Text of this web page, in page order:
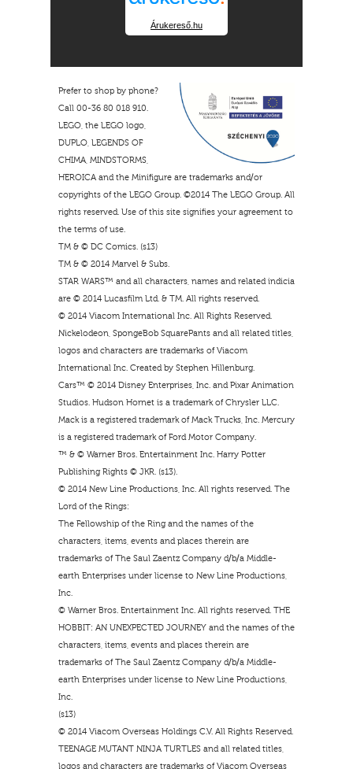
Árukereső.hu
Prefer to shop by phone?
Call 00-36 80 018 910.
LEGO, the LEGO logo,
DUPLO, LEGENDS OF
CHIMA, MINDSTORMS,
HEROICA and the Minifigure are trademarks and/or
copyrights of the LEGO Group. ©2014 The LEGO Group. All
rights reserved. Use of this site signifies your agreement to
the terms of use.
TM & © DC Comics. (s13)
TM & © 2014 Marvel & Subs.
STAR WARS™ and all characters, names and related indicia
are © 2014 Lucasfilm Ltd. & TM. All rights reserved.
© 2014 Viacom International Inc. All Rights Reserved.
Nickelodeon, SpongeBob SquarePants and all related titles,
logos and characters are trademarks of Viacom
International Inc. Created by Stephen Hillenburg.
Cars™ © 2014 Disney Enterprises, Inc. and Pixar Animation
Studios. Hudson Hornet is a trademark of Chrysler LLC.
Mack is a registered trademark of Mack Trucks, Inc. Mercury
is a registered trademark of Ford Motor Company.
™ & © Warner Bros. Entertainment Inc. Harry Potter
Publishing Rights © JKR. (s13).
© 2014 New Line Productions, Inc. All rights reserved. The
Lord of the Rings:
The Fellowship of the Ring and the names of the
characters, items, events and places therein are
trademarks of The Saul Zaentz Company d/b/a Middle-
earth Enterprises under license to New Line Productions,
Inc.
© Warner Bros. Entertainment Inc. All rights reserved. THE
HOBBIT: AN UNEXPECTED JOURNEY and the names of the
characters, items, events and places therein are
trademarks of The Saul Zaentz Company d/b/a Middle-
earth Enterprises under license to New Line Productions,
Inc.
(s13)
© 2014 Viacom Overseas Holdings C.V. All Rights Reserved.
TEENAGE MUTANT NINJA TURTLES and all related titles,
logos and characters are trademarks of Viacom Overseas